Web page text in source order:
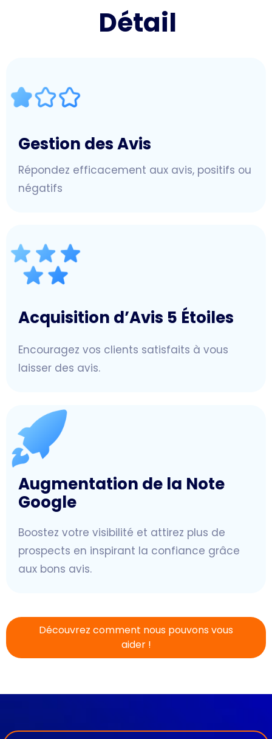
Détail
Gestion des Avis
Répondez efficacement aux avis, positifs ou
négatifs
Acquisition d’Avis 5 Étoiles
Encouragez vos clients satisfaits à vous
laisser des avis.
Augmentation de la Note
Google
Boostez votre visibilité et attirez plus de
prospects en inspirant la confiance grâce
aux bons avis.
Découvrez comment nous pouvons vous
aider !